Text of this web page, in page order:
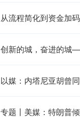
从流程简化到资金加
创新的城，奋进的城
以媒：内塔尼亚胡曾
专题丨 美媒：特朗普